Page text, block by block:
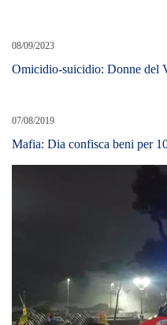
08/09/2023
Omicidio-suicidio: Donne del
07/08/2019
Mafia: Dia confisca beni per